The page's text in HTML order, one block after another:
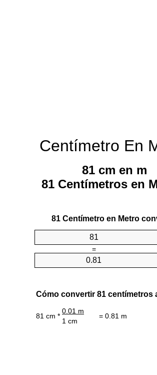
Centímetro En
81 cm en m
81 Centímetros en
81 Centímetro en Metro
=
Cómo convertir 81 centímetros
81 cm *
0.01 m
= 0.81 m
1 cm